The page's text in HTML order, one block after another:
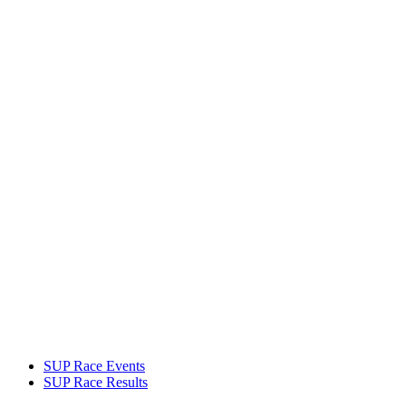
SUP Race Events
SUP Race Results